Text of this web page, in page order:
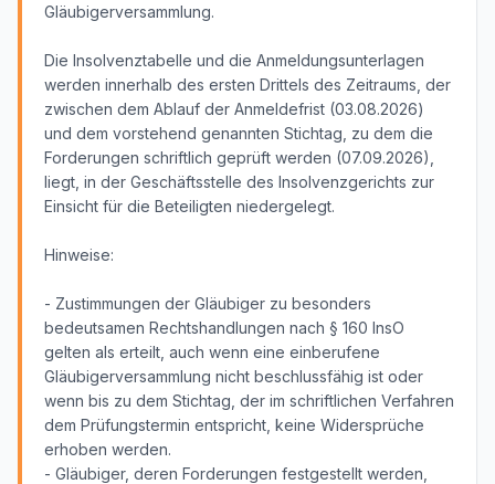
Gläubigerversammlung.
Die Insolvenztabelle und die Anmeldungsunterlagen
werden innerhalb des ersten Drittels des Zeitraums, der
zwischen dem Ablauf der Anmeldefrist (03.08.2026)
und dem vorstehend genannten Stichtag, zu dem die
Forderungen schriftlich geprüft werden (07.09.2026),
liegt, in der Geschäftsstelle des Insolvenzgerichts zur
Einsicht für die Beteiligten niedergelegt.
Hinweise:
- Zustimmungen der Gläubiger zu besonders
bedeutsamen Rechtshandlungen nach § 160 InsO
gelten als erteilt, auch wenn eine einberufene
Gläubigerversammlung nicht beschlussfähig ist oder
wenn bis zu dem Stichtag, der im schriftlichen Verfahren
dem Prüfungstermin entspricht, keine Widersprüche
erhoben werden.
- Gläubiger, deren Forderungen festgestellt werden,